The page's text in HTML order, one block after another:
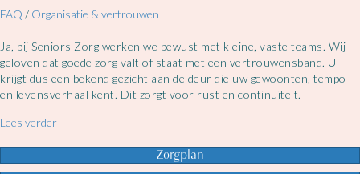
FAQ / Organisatie & vertrouwen
Ja, bij Seniors Zorg werken we bewust met kleine, vaste teams. Wij
geloven dat goede zorg valt of staat met een vertrouwensband. U
krijgt dus een bekend gezicht aan de deur die uw gewoonten, tempo
en levensverhaal kent. Dit zorgt voor rust en continuïteit.
Lees verderabout Krijg ik altijd dezelfde zorgverlener over de vloer?
Zorgplan